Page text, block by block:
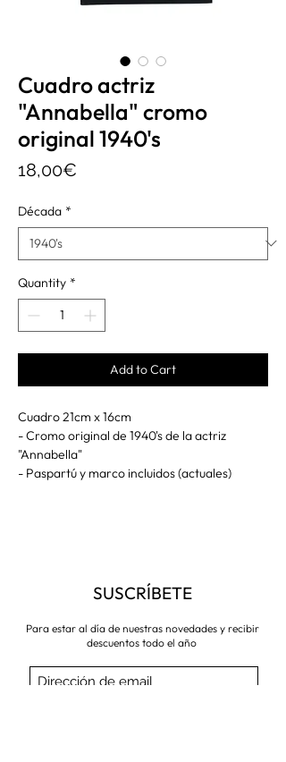
Cuadro actriz
"Annabella" cromo
original 1940's
18,00€
Década *
Quantity *
Add to Cart
Cuadro 21cm x 16cm
- Cromo original de 1940's de la actriz
"Annabella"
- Paspartú y marco incluidos (actuales)
SUSCRÍBETE
Para estar al día de nuestras novedades y recibir
descuentos todo el año